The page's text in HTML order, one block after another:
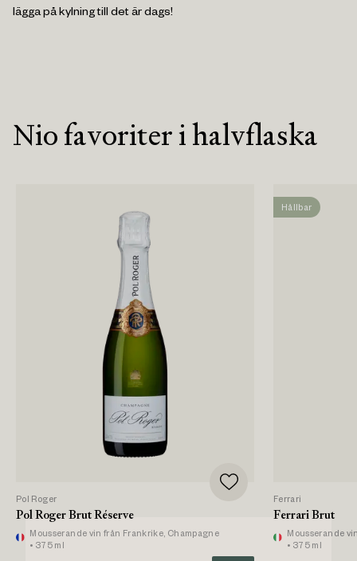
lägga på kylning till det är dags!
Nio favoriter i halvflaska
Pol Roger
Pol Roger Brut Réserve
Mousserande vin från Frankrike, Champagne
• 375 ml
Hållbar
Ferrari
Ferrari Brut
Mousserande
• 375 ml